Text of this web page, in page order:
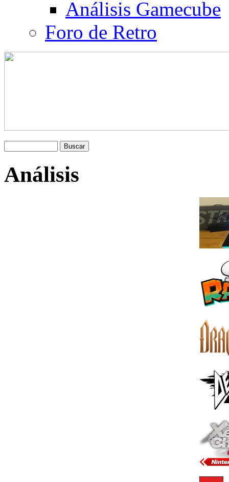
Análisis Gamecube
Foro de Retro
Análisis